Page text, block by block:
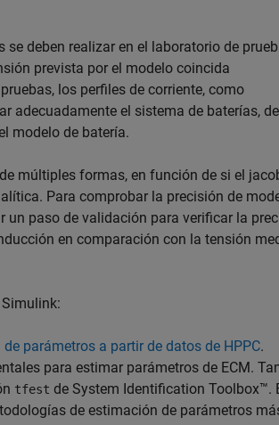
deben realizar en el laboratorio de
prevista por el modelo coincida
los perfiles de corriente, como
adecuadamente el sistema de baterías,
modelo de batería.
múltiples formas, en función de si el
Para comprobar la precisión de
un paso de validación para verificar la
en comparación con la tensión
parámetros a partir de datos de HPPC.
para estimar parámetros de ECM.
tfest de System Identification Toolbox™.
de estimación de parámetros